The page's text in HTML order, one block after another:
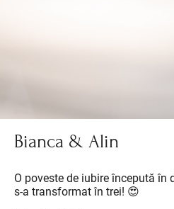
Bianca & Alin
O poveste de iubire începută în
s-a transformat în trei! 😍